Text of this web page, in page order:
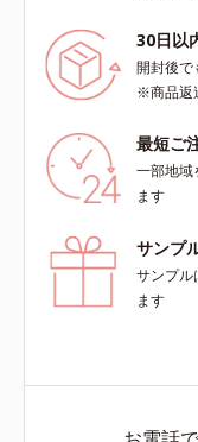
30日以
開封後で
※商品返
最短ご
一部地域
ます
サンプ
サンプル
ます